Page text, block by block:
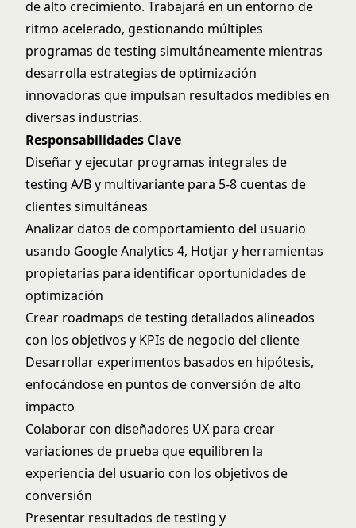
de alto crecimiento. Trabajará en un entorno de
ritmo acelerado, gestionando múltiples
programas de testing simultáneamente mientras
desarrolla estrategias de optimización
innovadoras que impulsan resultados medibles en
diversas industrias.
Responsabilidades Clave
Diseñar y ejecutar programas integrales de
testing A/B y multivariante para 5-8 cuentas de
clientes simultáneas
Analizar datos de comportamiento del usuario
usando Google Analytics 4, Hotjar y herramientas
propietarias para identificar oportunidades de
optimización
Crear roadmaps de testing detallados alineados
con los objetivos y KPIs de negocio del cliente
Desarrollar experimentos basados en hipótesis,
enfocándose en puntos de conversión de alto
impacto
Colaborar con diseñadores UX para crear
variaciones de prueba que equilibren la
experiencia del usuario con los objetivos de
conversión
Presentar resultados de testing y